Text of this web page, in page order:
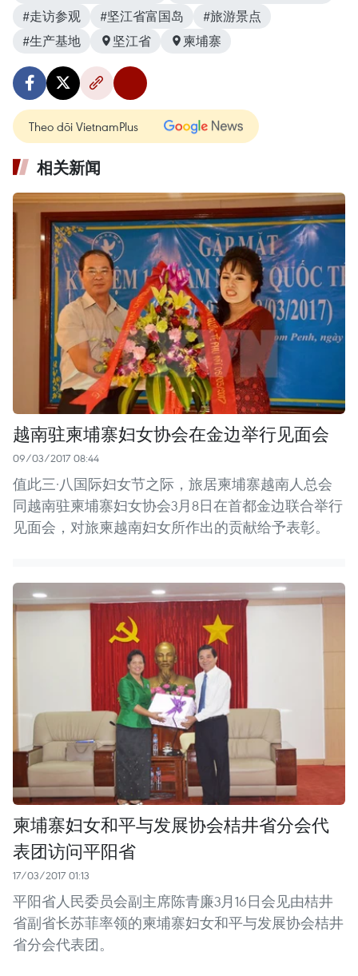
#走访参观
#坚江省富国岛
#旅游景点
#生产基地
坚江省 柬埔寨
Theo dõi VietnamPlus
相关新闻
越南驻柬埔寨妇女协会在金边举行见面会
09/03/2017 08:44
值此三·八国际妇女节之际，旅居柬埔寨越南人总会
同越南驻柬埔寨妇女协会3月8日在首都金边联合举行
见面会，对旅柬越南妇女所作出的贡献给予表彰。
柬埔寨妇女和平与发展协会桔井省分会代
表团访问平阳省
17/03/2017 01:13
平阳省人民委员会副主席陈青廉3月16日会见由桔井
省副省长苏菲率领的柬埔寨妇女和平与发展协会桔井
省分会代表团。